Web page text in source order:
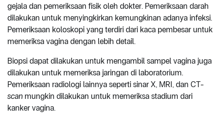
gejala dan pemeriksaan fisik oleh dokter. Pemeriksaan darah
dilakukan untuk menyingkirkan kemungkinan adanya infeksi.
Pemeriksaan koloskopi yang terdiri dari kaca pembesar untuk
memeriksa vagina dengan lebih detail.
Biopsi dapat dilakukan untuk mengambil sampel vagina juga
dilakukan untuk memeriksa jaringan di laboratorium.
Pemeriksaan radiologi lainnya seperti sinar X, MRI, dan CT-
scan mungkin dilakukan untuk memeriksa stadium dari
kanker vagina.